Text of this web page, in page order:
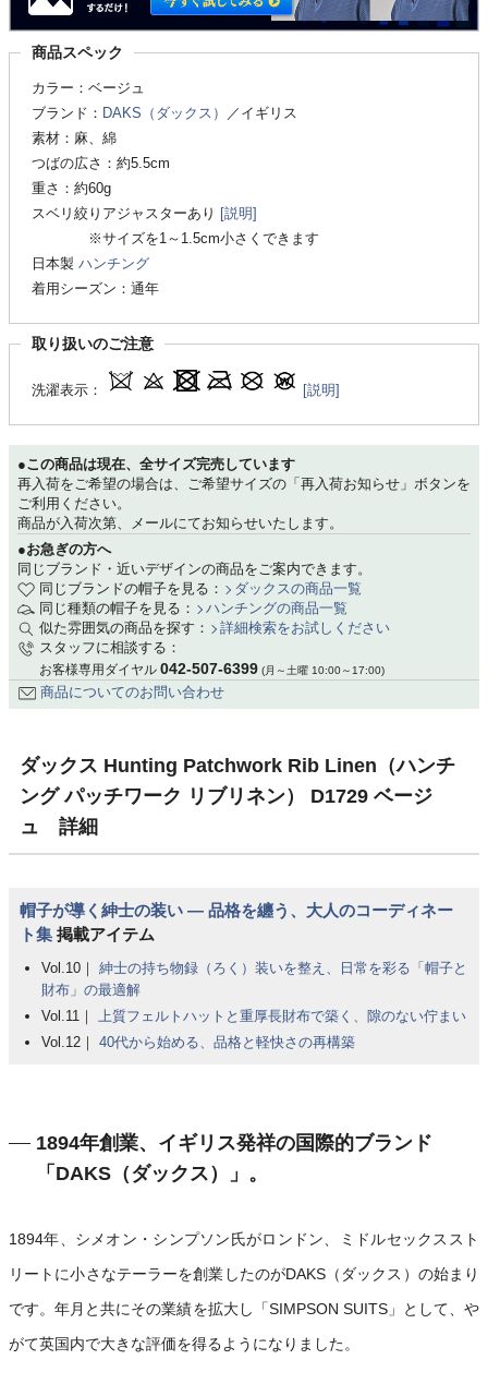
商品スペック
カラー：ベージュ
ブランド： DAKS（ダックス）
／イギリス
素材：麻、綿
つばの広さ：約5.5cm
重さ：約60g
スベリ絞りアジャスターあり [説明]
※サイズを1～1.5cm小さくできます
日本製 ハンチング
着用シーズン：通年
取り扱いのご注意
洗濯表示： [説明]
●この商品は現在、全サイズ完売しています
再入荷をご希望の場合は、ご希望サイズの「再入荷お知らせ」ボタンを
ご利用ください。
商品が入荷次第、メールにてお知らせいたします。
●お急ぎの方へ
同じブランド・近いデザインの商品をご案内できます。
同じブランドの帽子を見る：
ダックスの商品一覧
同じ種類の帽子を見る：
ハンチングの商品一覧
似た雰囲気の商品を探す：
詳細検索をお試しください
スタッフに相談する：
お客様専用ダイヤル 042-507-6399 (月～土曜 10:00～17:00)
商品についてのお問い合わせ
ダックス Hunting Patchwork Rib Linen（ハンチ
ング パッチワーク リブリネン） D1729 ベージ
ュ 詳細
帽子が導く紳士の装い ― 品格を纏う、大人のコーディネー
ト集 掲載アイテム
Vol.10｜ 紳士の持ち物録（ろく）装いを整え、日常を彩る「帽子と
財布」の最適解
Vol.11｜
上質フェルトハットと重厚長財布で築く、隙のない佇まい
Vol.12｜ 40代から始める、品格と軽快さの再構築
1894年創業、イギリス発祥の国際的ブランド
「DAKS（ダックス）」。
1894年、シメオン・シンプソン氏がロンドン、ミドルセックススト
リートに小さなテーラーを創業したのがDAKS（ダックス）の始まり
です。年月と共にその業績を拡大し「SIMPSON SUITS」として、や
がて英国内で大きな評価を得るようになりました。